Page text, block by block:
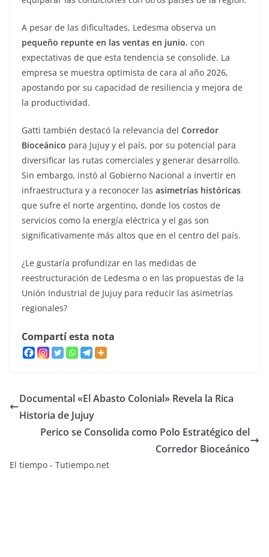
A pesar de las dificultades, Ledesma observa un
pequeño repunte en las ventas en junio, con
expectativas de que esta tendencia se consolide. La
empresa se muestra optimista de cara al año 2026,
apostando por su capacidad de resiliencia y mejora de
la productividad.
Gatti también destacó la relevancia del Corredor
Bioceánico para Jujuy y el país, por su potencial para
diversificar las rutas comerciales y generar desarrollo.
Sin embargo, instó al Gobierno Nacional a invertir en
infraestructura y a reconocer las asimetrías históricas
que sufre el norte argentino, donde los costos de
servicios como la energía eléctrica y el gas son
significativamente más altos que en el centro del país.
¿Le gustaría profundizar en las medidas de
reestructuración de Ledesma o en las propuestas de la
Unión Industrial de Jujuy para reducir las asimetrías
regionales?
Compartí esta nota
Documental «El Abasto Colonial» Revela la Rica
Historia de Jujuy
Perico se Consolida como Polo Estratégico del
Corredor Bioceánico
El tiempo - Tutiempo.net